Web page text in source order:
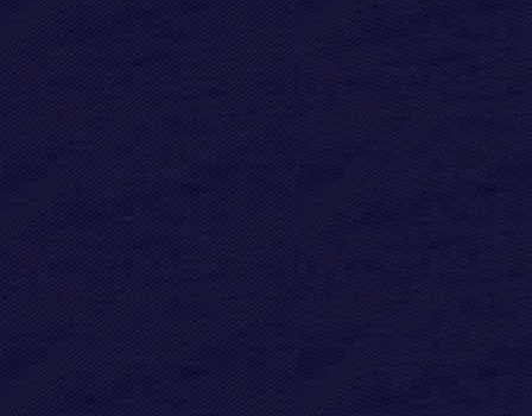
Um bei der Fülle der Daten
Aufzählung nach diesem
wieder neu.